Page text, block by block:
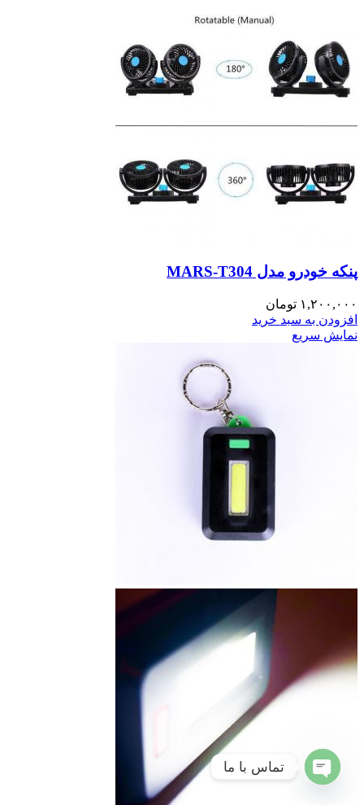
پنکه خودرو مدل MARS-T304
۱,۲۰۰,۰۰۰ تومان
افزودن به سبد خرید
نمایش سریع
تماس با ما